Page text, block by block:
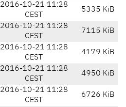
2016-10-21 11:28
CEST
5335 KiB
2016-10-21 11:28
CEST
7115 KiB
2016-10-21 11:28
CEST
4179 KiB
2016-10-21 11:28
CEST
4950 KiB
2016-10-21 11:28
CEST
6726 KiB